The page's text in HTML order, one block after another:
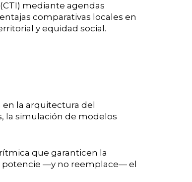
mediante agendas
comparativas locales en
y equidad social.
la arquitectura del
la simulación de modelos
que garanticen la
potencie —y no reemplace— el